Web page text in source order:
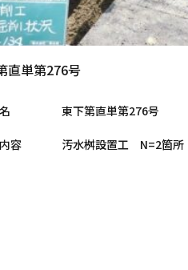
直単第276号
東下第直単第276号
容 汚水桝設置工 N=2箇所